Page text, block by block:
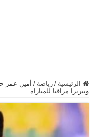
الرئيسية / رياضة / أمين عمر
وبيريرا مراقبا للمباراة